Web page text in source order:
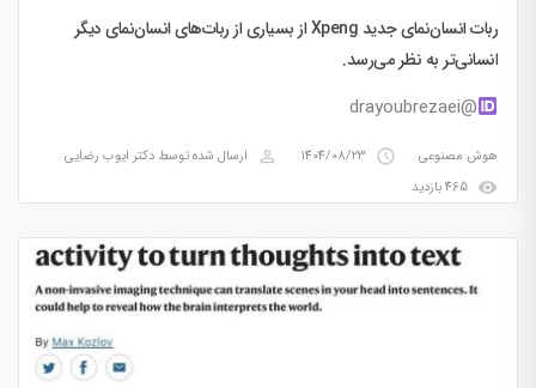
ربات انسان‌نمای جدید Xpeng از بسیاری از ربات‌های انسان‌نمای دیگر
انسانی‌تر به نظر می‌رسد.
@drayoubrezaei
هوش مصنوعی access_time
1404/08/23
perm_identity ارسال شده توسط دکتر ایوب رضایی
visibility